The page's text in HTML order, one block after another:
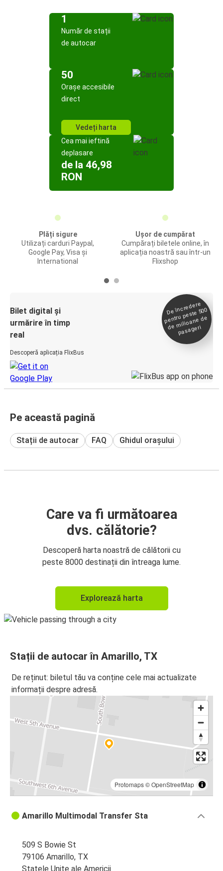
1
Număr de stații
de autocar
50
Orașe accesibile
direct
Vedeți harta
Cea mai ieftină
deplasare
de la 46,98
RON
Plăți sigure
Utilizați carduri Paypal,
Google Pay, Visa și
International
Ușor de cumpărat
Cumpărați biletele online, în
aplicația noastră sau într-un
Flixshop
Bilet digital și
urmărire în timp
real
Descoperă aplicația FlixBus
De încredere
pentru peste 500
de
milioane de
pasageri
Pe această pagină
Stații de autocar FAQ Ghidul orașului
Care va fi următoarea
dvs. călătorie?
Descoperă harta noastră de călătorii cu
peste 8000 destinații din întreaga lume.
Explorează harta
Stații de autocar în Amarillo, TX
De reținut: biletul tău va conține cele mai actualizate
informații despre adresă.
Protomaps©OpenStreetMap
Amarillo Multimodal Transfer Sta
509 S Bowie St
79106 Amarillo, TX
Statele Unite ale Americii